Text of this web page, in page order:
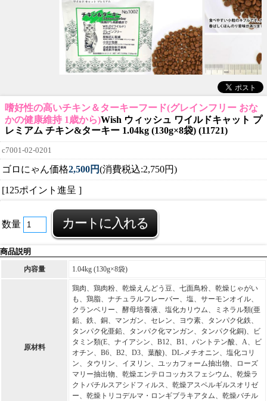
嗜好性の高いチキン＆ターキーフード(グレインフリー おな
かの健康維持 1歳から)Wish ウィッシュ ワイルドキャット プ
レミアム チキン&ターキー 1.04kg (130g×8袋) (11721)
c7001-02-0201
ゴロにゃん価格2,500円(消費税込:2,750円)
[125ポイント進呈 ]
数量
商品説明
内容量 1.04kg (130g×8袋)
原材料
鶏肉、鶏肉粉、乾燥えんどう豆、七面鳥粉、乾燥じゃがい
も、鶏脂、ナチュラルフレーバー、塩、サーモンオイル、
クランベリー、酵母培養液、塩化カリウム、ミネラル類(亜
鉛、鉄、銅、マンガン、セレン、ヨウ素、タンパク化鉄、
タンパク化亜鉛、タンパク化マンガン、タンパク化銅)、ビ
タミン類(E、ナイアシン、B12、B1、パントテン酸、A、ビ
オチン、B6、B2、D3、葉酸)、DL-メチオニン、塩化コリ
ン、タウリン、イヌリン、ユッカフォーム抽出物、ローズ
マリー抽出物、乾燥エンテロコッカスフェシウム、乾燥ラ
クトバチルスアシドフィルス、乾燥アスペルギルスオリゼ
ー、乾燥トリコデルマ・ロンギブラキアタム、乾燥バチル